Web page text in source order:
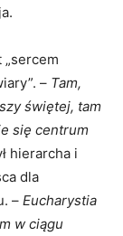
– Tam,
świętej, tam
się centrum
hierarcha i
dla
– Eucharystia
w ciągu